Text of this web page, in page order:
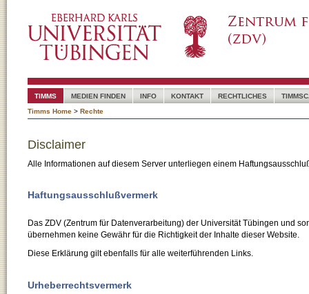
TIMMS MEDIEN FINDEN INFO KONTAKT RECHTLICHES
Timms Home > Rechte
Disclaimer
Alle Informationen auf diesem Server unterliegen einem
Haftungsausschlußvermerk
Das ZDV (Zentrum für Datenverarbeitung) der Universität Tübingen und
übernehmen keine Gewähr für die Richtigkeit der Inhalte dieser Website.
Diese Erklärung gilt ebenfalls für alle weiterführenden Links.
Urheberrechtsvermerk